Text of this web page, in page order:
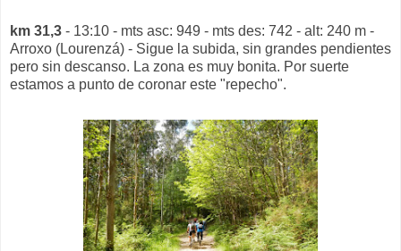
km 31,3 - 13:10 - mts asc: 949 - mts des: 742 - alt: 240 m -
Arroxo (Lourenzá) - Sigue la subida, sin grandes pendientes
pero sin descanso. La zona es muy bonita. Por suerte
estamos a punto de coronar este "repecho".